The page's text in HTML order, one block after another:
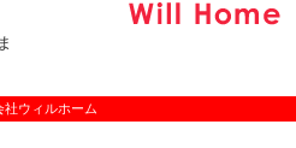
社ウィルホーム